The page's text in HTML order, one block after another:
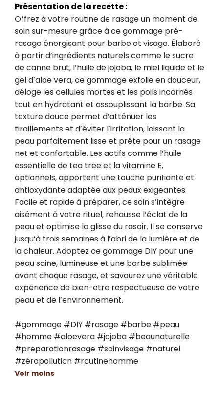
Présentation de la recette :
Offrez à votre routine de rasage un moment de
soin sur-mesure grâce à ce gommage pré-
rasage énergisant pour barbe et visage. Élaboré
à partir d’ingrédients naturels comme le sucre
de canne brut, l’huile de jojoba, le miel liquide et le
gel d’aloe vera, ce gommage exfolie en douceur,
déloge les cellules mortes et les poils incarnés
tout en hydratant et assouplissant la barbe. Sa
texture douce permet d’atténuer les
tiraillements et d’éviter l’irritation, laissant la
peau parfaitement lisse et prête pour un rasage
net et confortable. Les actifs comme l’huile
essentielle de tea tree et la vitamine E,
optionnels, apportent une touche purifiante et
antioxydante adaptée aux peaux exigeantes.
Facile et rapide à préparer, ce soin s’intègre
aisément à votre rituel, rehausse l’éclat de la
peau et optimise la glisse du rasoir. Il se conserve
jusqu’à trois semaines à l’abri de la lumière et de
la chaleur. Adoptez ce gommage DIY pour une
peau saine, lumineuse et une barbe sublimée
avant chaque rasage, et savourez une véritable
expérience de bien-être respectueuse de votre
peau et de l’environnement.
#gommage #DIY #rasage #barbe #peau
#homme #aloevera #jojoba #beaunaturelle
#preparationrasage #soinvisage #naturel
#zéropollution #routinehomme
Voir moins